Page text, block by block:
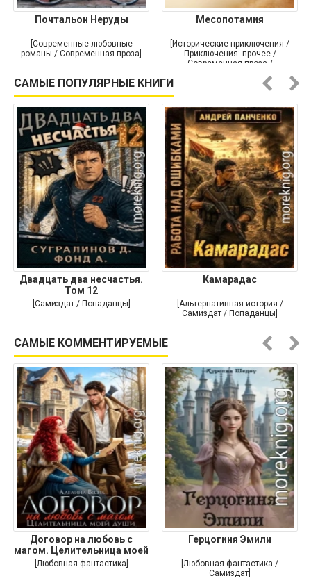
Почтальон Неруды
[Современные любовные
романы / Современная проза]
Месопотамия
[Исторические приключения /
Приключения: прочее /
Современная проза /
САМЫЕ ПОПУЛЯРНЫЕ КНИГИ
Двадцать два несчастья.
Том 12
[Самиздат / Попаданцы]
Камарадас
[Альтернативная история /
Самиздат / Попаданцы]
САМЫЕ КОММЕНТИРУЕМЫЕ
Договор на любовь с
магом. Целительница моей
души
[Любовная фантастика]
Герцогиня Эмили
[Любовная фантастика /
Самиздат]